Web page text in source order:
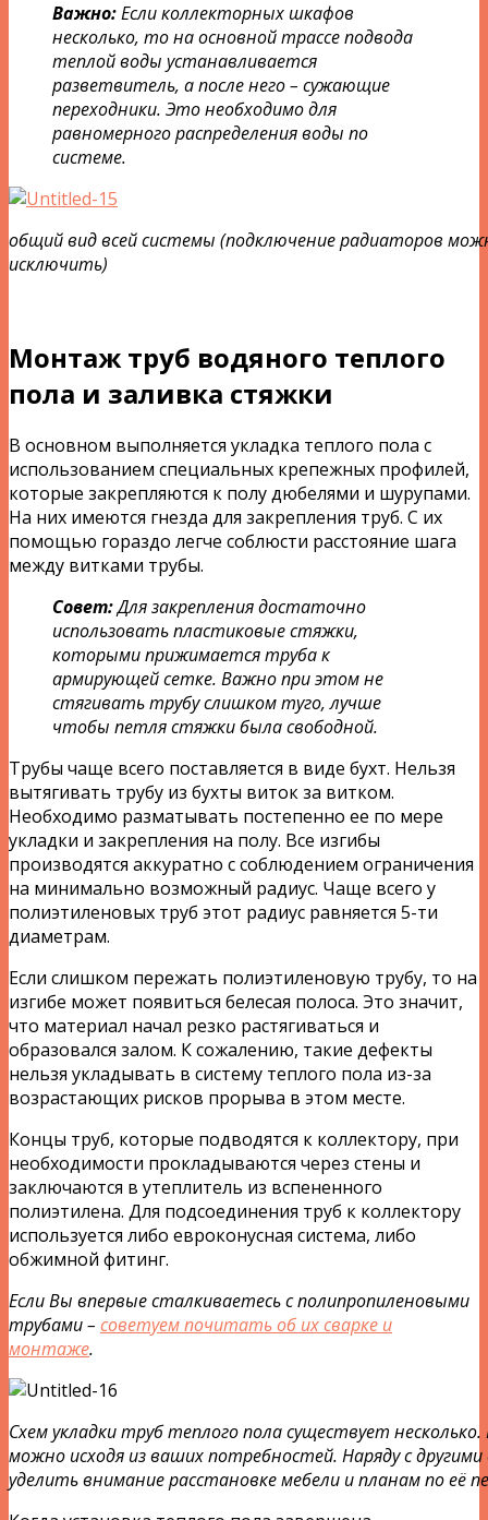
Важно:Если коллекторных шкафов
несколько, то на основной трассе подвода
теплой воды устанавливается
разветвитель, а после него – сужающие
переходники. Это необходимо для
равномерного распределения воды по
системе.
общий вид всей системы (подключение радиаторов
исключить)
Монтаж труб водяного теплого
пола и заливка стяжки
В основном выполняется укладка теплого пола с
использованием специальных крепежных профилей,
которые закрепляются к полу дюбелями и шурупами.
На них имеются гнезда для закрепления труб. С их
помощью гораздо легче соблюсти расстояние шага
между витками трубы.
Совет:Для закрепления достаточно
использовать пластиковые стяжки,
которыми прижимается труба к
армирующей сетке. Важно при этом не
стягивать трубу слишком туго, лучше
чтобы петля стяжки была свободной.
Трубы чаще всего поставляется в виде бухт. Нельзя
вытягивать трубу из бухты виток за витком.
Необходимо разматывать постепенно ее по мере
укладки и закрепления на полу. Все изгибы
производятся аккуратно с соблюдением ограничения
на минимально возможный радиус. Чаще всего у
полиэтиленовых труб этот радиус равняется 5-ти
диаметрам.
Если слишком пережать полиэтиленовую трубу, то на
изгибе может появиться белесая полоса. Это значит,
что материал начал резко растягиваться и
образовался залом. К сожалению, такие дефекты
нельзя укладывать в систему теплого пола из-за
возрастающих рисков прорыва в этом месте.
Концы труб, которые подводятся к коллектору, при
необходимости прокладываются через стены и
заключаются в утеплитель из вспененного
полиэтилена. Для подсоединения труб к коллектору
используется либо евроконусная система, либо
обжимной фитинг.
Если Вы впервые сталкиваетесь с полипропиленовыми
трубами – советуем почитать об их сварке и
монтаже.
Схем укладки труб теплого пола существует
можно исходя из ваших потребностей. Наряду с
уделить внимание расстановке мебели и планам по её